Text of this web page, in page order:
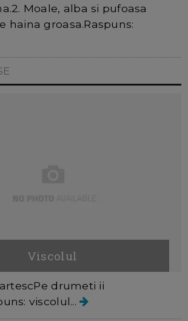
Moale, alba si pufoasa
haina groasa.Raspuns:
Viscolul
drumeti ii
viscolul...